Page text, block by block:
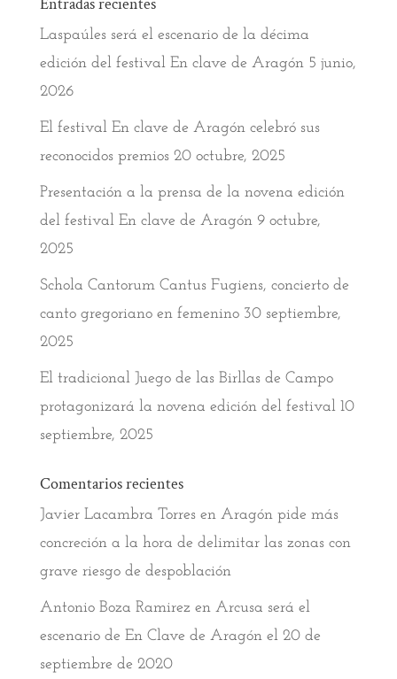
Entradas recientes
Laspaúles será el escenario de la décima
edición del festival En clave de Aragón 5 junio,
2026
El festival En clave de Aragón celebró sus
reconocidos premios 20 octubre, 2025
Presentación a la prensa de la novena edición
del festival En clave de Aragón 9 octubre,
2025
Schola Cantorum Cantus Fugiens, concierto de
canto gregoriano en femenino 30 septiembre,
2025
El tradicional Juego de las Birllas de Campo
protagonizará la novena edición del festival 10
septiembre, 2025
Comentarios recientes
Javier Lacambra Torresen Aragón pide más
concreción a la hora de delimitar las zonas con
grave riesgo de despoblación
Antonio Boza Ramirez en Arcusa será el
escenario de En Clave de Aragón el 20 de
septiembre de 2020